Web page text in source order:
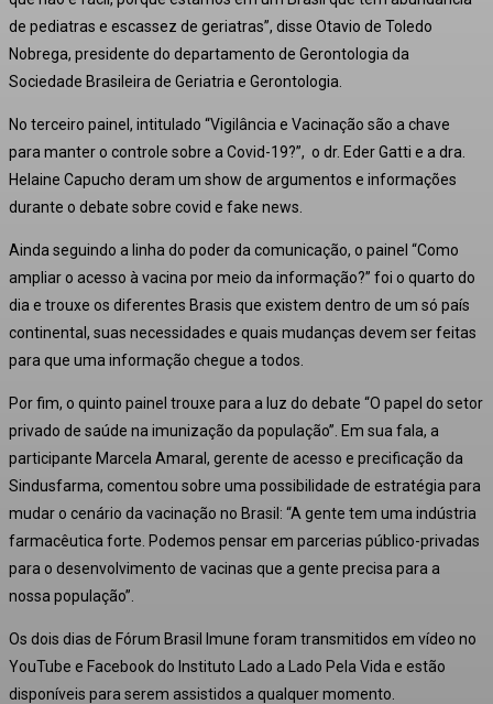
de pediatras e escassez de geriatras”, disse Otavio de Toledo
Nobrega, presidente do departamento de Gerontologia da
Sociedade Brasileira de Geriatria e Gerontologia.
No terceiro painel, intitulado “Vigilância e Vacinação são a chave
para manter o controle sobre a Covid-19?”, o dr. Eder Gatti e a dra.
Helaine Capucho deram um show de argumentos e informações
durante o debate sobre covid e fake news.
Ainda seguindo a linha do poder da comunicação, o painel “Como
ampliar o acesso à vacina por meio da informação?” foi o quarto do
dia e trouxe os diferentes Brasis que existem dentro de um só país
continental, suas necessidades e quais mudanças devem ser feitas
para que uma informação chegue a todos.
Por fim, o quinto painel trouxe para a luz do debate “O papel do setor
privado de saúde na imunização da população”. Em sua fala, a
participante Marcela Amaral, gerente de acesso e precificação da
Sindusfarma, comentou sobre uma possibilidade de estratégia para
mudar o cenário da vacinação no Brasil: “A gente tem uma indústria
farmacêutica forte. Podemos pensar em parcerias público-privadas
para o desenvolvimento de vacinas que a gente precisa para a
nossa população”.
Os dois dias de Fórum Brasil Imune foram transmitidos em vídeo no
YouTube e Facebook do Instituto Lado a Lado Pela Vida e estão
disponíveis para serem assistidos a qualquer momento.